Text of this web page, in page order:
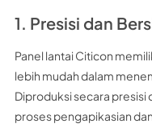
1. Presisi dan
Panel lantai Citicon
lebih mudah dalam
Diproduksi secara presisi
proses pengapikasian